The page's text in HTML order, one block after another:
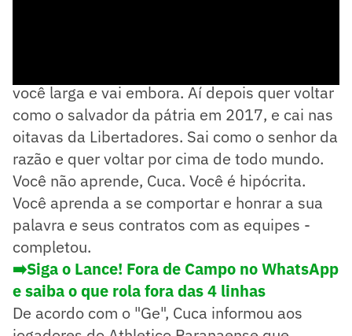
você larga e vai embora. Aí depois quer voltar
como o salvador da pátria em 2017, e cai nas
oitavas da Libertadores. Sai como o senhor da
razão e quer voltar por cima de todo mundo.
Você não aprende, Cuca. Você é hipócrita.
Você aprenda a se comportar e honrar a sua
palavra e seus contratos com as equipes -
completou.
➡️Siga o Lance! Fora de Campo no WhatsApp
e saiba o que rola fora das 4 linhas
De acordo com o "Ge", Cuca informou aos